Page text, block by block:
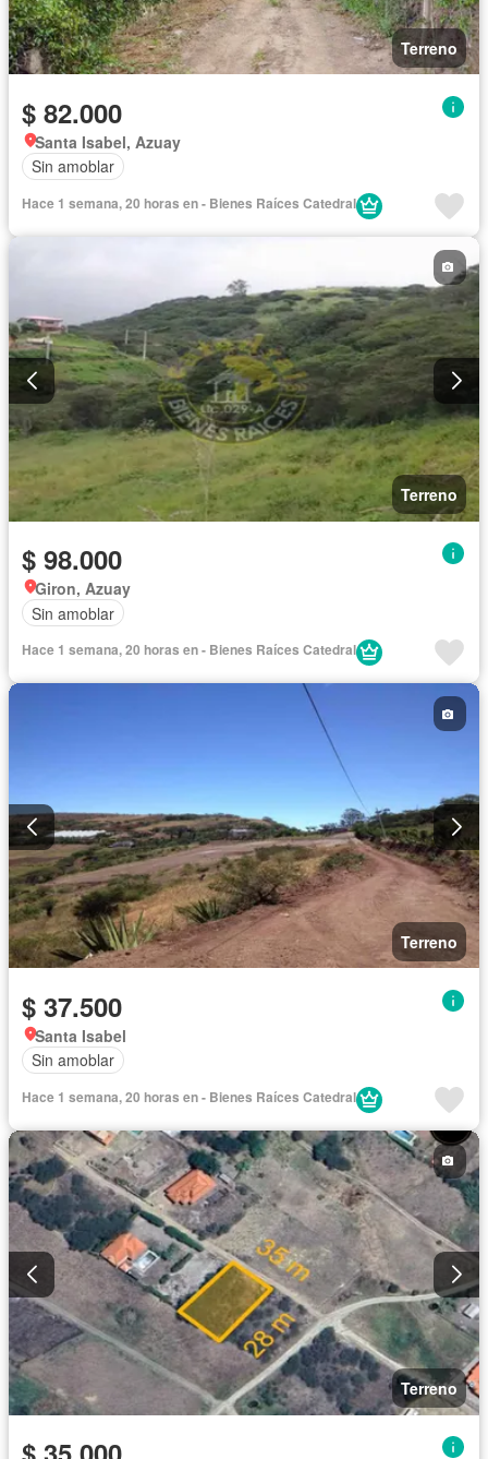
Terreno
$ 82.000
Santa Isabel, Azuay
Sin amoblar
Hace 1 semana, 20 horas en - Bienes Raíces Catedral
Terreno
$ 98.000
Giron, Azuay
Sin amoblar
Hace 1 semana, 20 horas en - Bienes Raíces Catedral
Terreno
$ 37.500
Santa Isabel
Sin amoblar
Hace 1 semana, 20 horas en - Bienes Raíces Catedral
Terreno